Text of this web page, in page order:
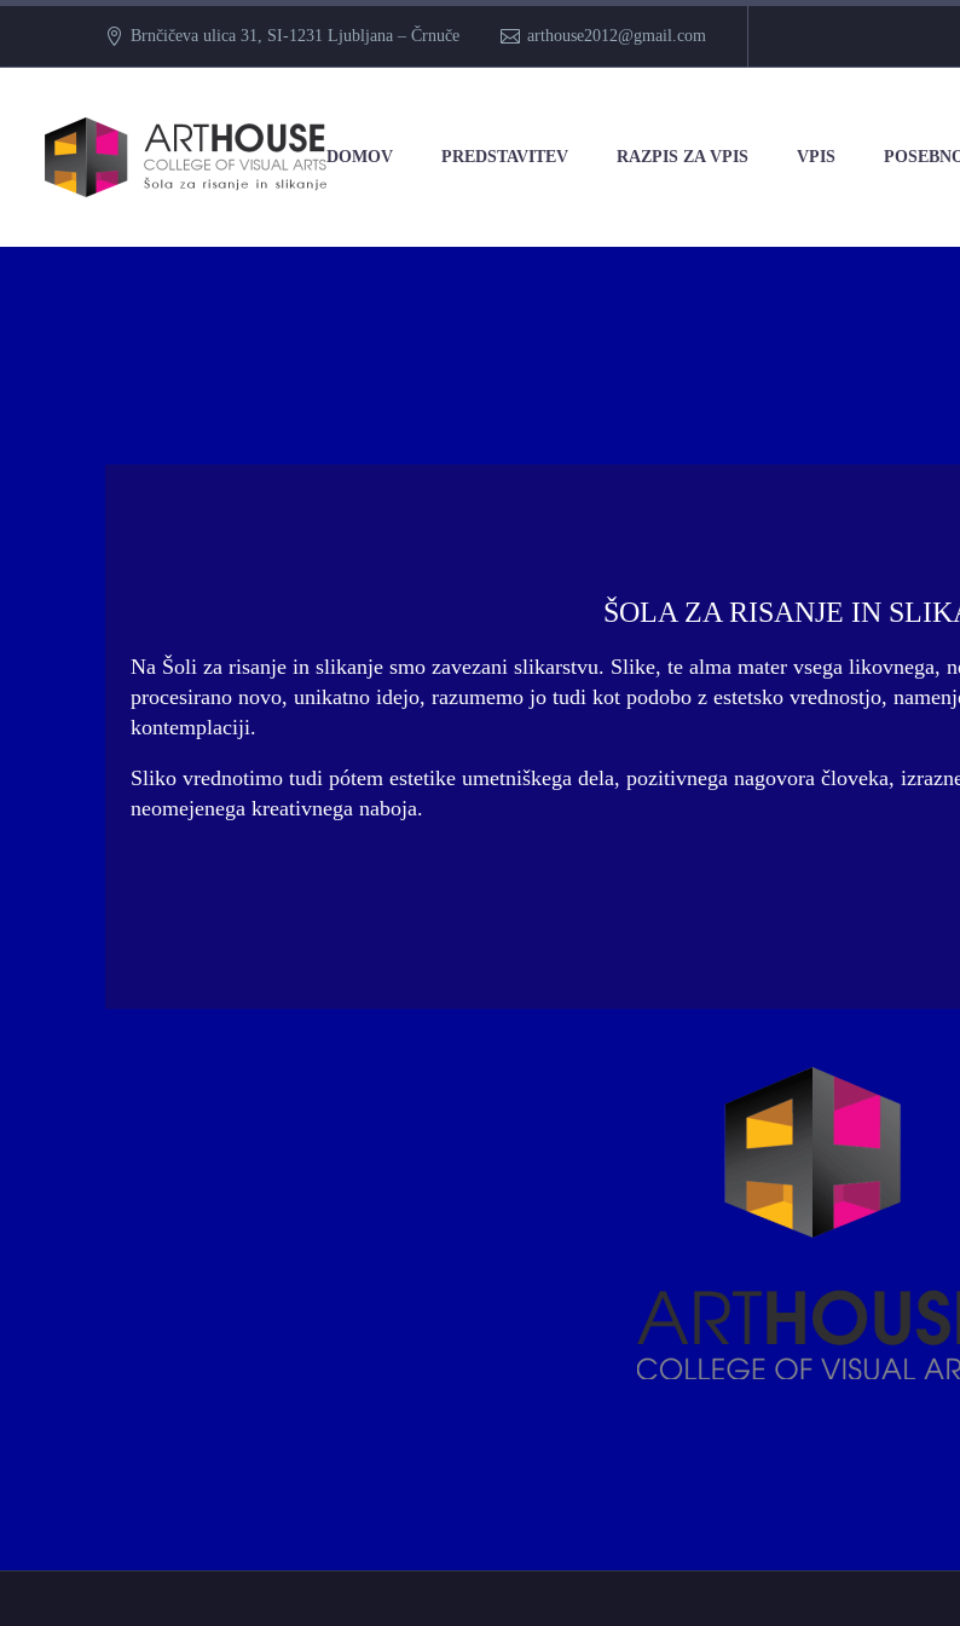
Brnčičeva ulica 31, SI-1231 Ljubljana – Črnuče arthouse2012@gmail.com
DOMOV PREDSTAVITEV RAZPIS ZA VPIS VPIS
ŠOLA ZA RISANJE IN
Na Šoli za risanje in slikanje smo zavezani slikarstvu. Slike, te alma mater vsega likovnega,
procesirano novo, unikatno idejo, razumemo jo tudi kot podobo z estetsko vrednostjo,
kontemplaciji.
Sliko vrednotimo tudi pótem estetike umetniškega dela, pozitivnega nagovora človeka,
neomejenega kreativnega naboja.